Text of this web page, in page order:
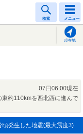
検索 メニュー
現在地
07日06:00現在
約110kmを西北西に進んで
頃発生した地震(最大震度3)